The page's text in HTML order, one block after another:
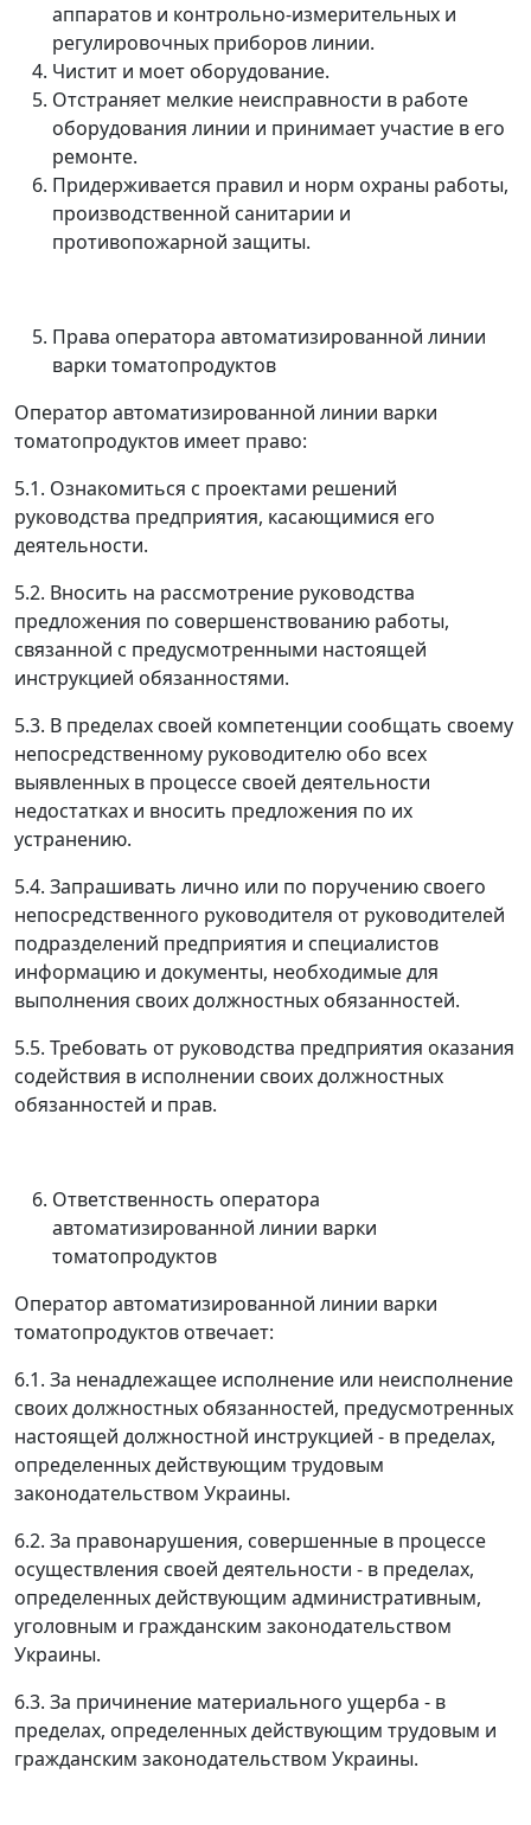
аппаратов и контрольно-измерительных и
регулировочных приборов линии.
Чистит и моет оборудование.
Отстраняет мелкие неисправности в работе
оборудования линии и принимает участие в его
ремонте.
Придерживается правил и норм охраны работы,
производственной санитарии и
противопожарной защиты.
Права оператора автоматизированной линии
варки томатопродуктов
Оператор автоматизированной линии варки
томатопродуктов имеет право:
5.1. Ознакомиться с проектами решений
руководства предприятия, касающимися его
деятельности.
5.2. Вносить на рассмотрение руководства
предложения по совершенствованию работы,
связанной с предусмотренными настоящей
инструкцией обязанностями.
5.3. В пределах своей компетенции сообщать своему
непосредственному руководителю обо всех
выявленных в процессе своей деятельности
недостатках и вносить предложения по их
устранению.
5.4. Запрашивать лично или по поручению своего
непосредственного руководителя от руководителей
подразделений предприятия и специалистов
информацию и документы, необходимые для
выполнения своих должностных обязанностей.
5.5. Требовать от руководства предприятия оказания
содействия в исполнении своих должностных
обязанностей и прав.
Ответственность оператора
автоматизированной линии варки
томатопродуктов
Оператор автоматизированной линии варки
томатопродуктов отвечает:
6.1. За ненадлежащее исполнение или неисполнение
своих должностных обязанностей, предусмотренных
настоящей должностной инструкцией - в пределах,
определенных действующим трудовым
законодательством Украины.
6.2. За правонарушения, совершенные в процессе
осуществления своей деятельности - в пределах,
определенных действующим административным,
уголовным и гражданским законодательством
Украины.
6.3. За причинение материального ущерба - в
пределах, определенных действующим трудовым и
гражданским законодательством Украины.